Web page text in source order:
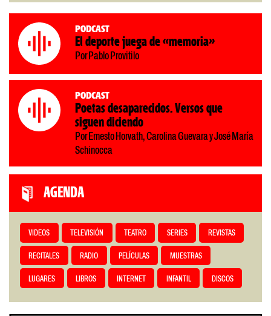
Podcast
El deporte juega de «memoria»
Por Pablo Provitilo
Podcast
Poetas desaparecidos. Versos que
siguen diciendo
Por Ernesto Horvath, Carolina Guevara y José María
Schinocca
AGENDA
VIDEOS TELEVISIÓN TEATRO SERIES REVISTAS
RECITALES RADIO PELÍCULAS MUESTRAS
LUGARES LIBROS INTERNET INFANTIL DISCOS